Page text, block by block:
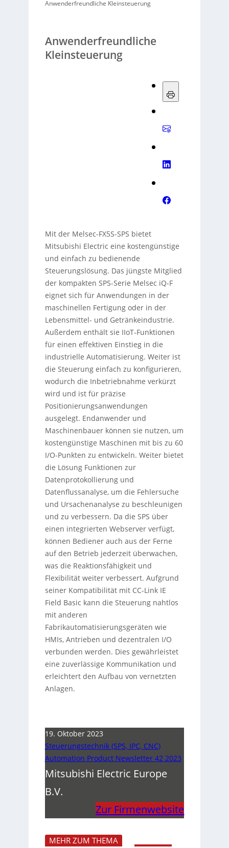
Anwenderfreundliche Kleinsteuerung
Anwenderfreundliche
Kleinsteuerung
Mit der Melsec-FX5S-SPS bietet
Mitsubishi Electric eine kostengünstige
und einfach zu bedienende
Steuerungslösung. Das jüngste Mitglied
der kompakten SPS-Serie Melsec iQ-F
eignet sich für Anwendungen in der
maschinellen Fertigung oder in der
Lebensmittel- und Getränkeindustrie.
Außerdem enthält sie IIoT-Funktionen
für einen effektiven Einstieg in die
industrielle Automatisierung. Weiter ist
die Steuerung einfach zu konfigurieren,
wodurch die Inbetriebnahme verkürzt
wird und ist für präzise
Positionierungsanwendungen
ausgelegt. Endanwender und
Maschinenbauer können sie nutzen, um
kostengünstige Maschinen mit bis zu 60
I/O-Punkten zu entwickeln. Weiter bietet
die Lösung Funktionen zur
Datenprotokollierung und
Datenflussanalyse, um die Fehlersuche
und Ursachenanalyse zu beschleunigen
und zu verbessern. Da die SPS über
einen integrierten Webserver verfügt,
können Bediener auch aus der Ferne
auf den Betrieb jederzeit überwachen,
was die Reaktionsfähigkeit und
Flexibilität weiter verbessert. Aufgrund
seiner Kompatibilität mit CC-Link IE
Field Basic kann die Steuerung nahtlos
mit anderen
Fabrikautomatisierungsgeräten wie
HMIs, Antrieben und dezentralen I/O
verbunden werden. Dies gewährleistet
eine zuverlässige Kommunikation und
erleichtert den Aufbau von vernetzten
Anlagen.
19. Oktober 2023
Steuerungstechnik (SPS, IPC, CNC)
Automation Product Newsletter 42 2023
Mitsubishi Electric Europe
B.V.
Zur Firmenwebsite
MEHR ZUM THEMA